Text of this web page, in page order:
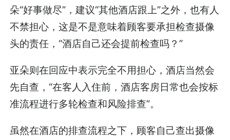
朵“好事做尽”，建议“其他酒店跟上”之外，也有人
不禁担心，这是不是意味着顾客要承担检查摄像
头的责任，“酒店自己还会提前检查吗？”
亚朵则在回应中表示完全不用担心，酒店当然会
先自查，“在客人入住前，酒店客房日常也会按标
准流程进行多轮检查和风险排查”。
虽然在酒店的排查流程之下，顾客自己查出摄像